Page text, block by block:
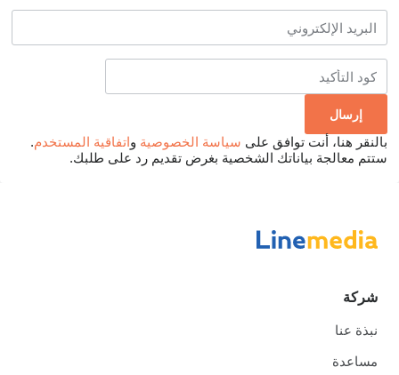
بالنقر هنا، أنت توافق على سياسة الخصوصية واتفاقية المستخدم.
ستتم معالجة بياناتك الشخصية بغرض تقديم رد على طلبك.
شركة
نبذة عنا
مساعدة